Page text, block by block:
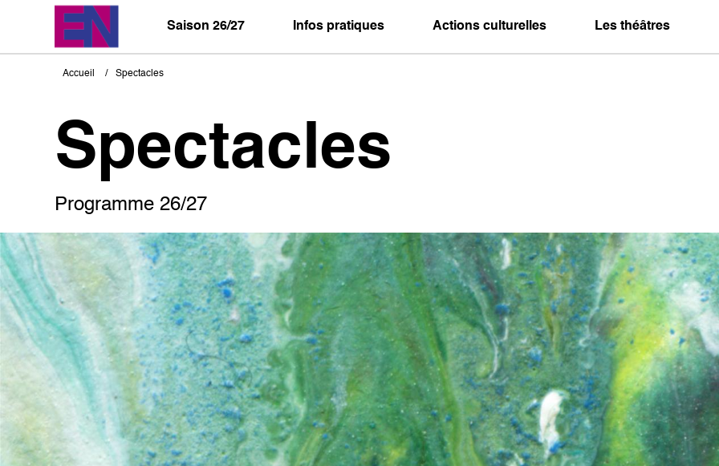
Saison 26/27 Infos pratiques Actions culturelles Les théâtres
Fil
Accueil Spectacles
Spectacles
Programme 26/27